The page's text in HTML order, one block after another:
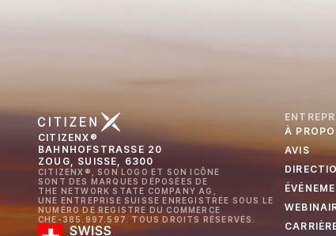
CITIZENX®
BAHNHOFSTRASSE 20
ZOUG, SUISSE, 6300
CITIZENX®, SON LOGO ET SON ICÔNE
SONT DES MARQUES DÉPOSÉES DE
THE NETWORK STATE COMPANY AG,
UNE ENTREPRISE SUISSE ENREGISTRÉE SOUS LE
NUMÉRO DE REGISTRE DU COMMERCE
CHE-385.997.597. TOUS DROITS RÉSERVÉS.
À
AVIS